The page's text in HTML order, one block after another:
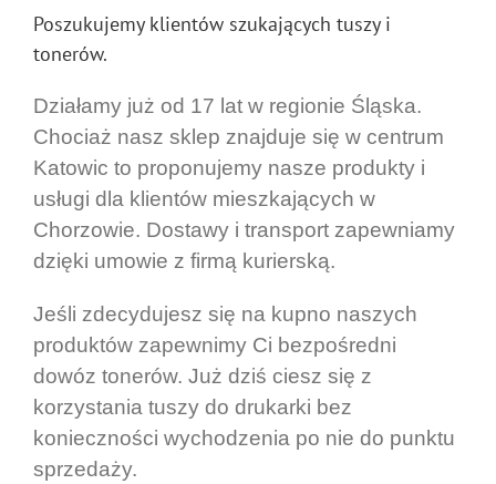
Poszukujemy klientów szukających tuszy i
tonerów.
Działamy już od 17 lat w regionie Śląska.
Chociaż nasz sklep znajduje się w centrum
Katowic to proponujemy nasze produkty i
usługi dla klientów mieszkających w
Chorzowie. Dostawy i transport zapewniamy
dzięki umowie z firmą kurierską.
Jeśli zdecydujesz się na kupno naszych
produktów zapewnimy Ci bezpośredni
dowóz tonerów. Już dziś ciesz się z
korzystania tuszy do drukarki bez
konieczności wychodzenia po nie do punktu
sprzedaży.